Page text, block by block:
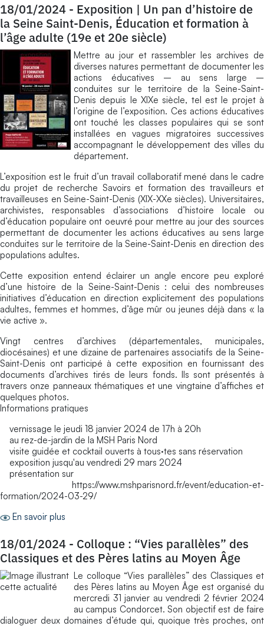
18/01/2024 - Exposition | Un pan d’histoire de
la Seine Saint-Denis, Éducation et formation à
l’âge adulte (19e et 20e siècle)
Mettre au jour et rassembler les archives de
diverses natures permettant de documenter les
actions éducatives – au sens large –
conduites sur le territoire de la Seine-Saint-
Denis depuis le XIXe siècle, tel est le projet à
l’origine de l’exposition. Ces actions éducatives
ont touché les classes populaires qui se sont
installées en vagues migratoires successives
accompagnant le développement des villes du
département.
L’exposition est le fruit d’un travail collaboratif mené dans le cadre
du projet de recherche Savoirs et formation des travailleurs et
travailleuses en Seine-Saint-Denis (XIX-XXe siècles). Universitaires,
archivistes, responsables d’associations d’histoire locale ou
d’éducation populaire ont oeuvré pour mettre au jour des sources
permettant de documenter les actions éducatives au sens large
conduites sur le territoire de la Seine-Saint-Denis en direction des
populations adultes.
Cette exposition entend éclairer un angle encore peu exploré
d’une histoire de la Seine-Saint-Denis : celui des nombreuses
initiatives d’éducation en direction explicitement des populations
adultes, femmes et hommes, d’âge mûr ou jeunes déjà dans « la
vie active ».
Vingt centres d’archives (départementales, municipales,
diocésaines) et une dizaine de partenaires associatifs de la Seine-
Saint-Denis ont participé à cette exposition en fournissant des
documents d’archives tirés de leurs fonds. Ils sont présentés à
travers onze panneaux thématiques et une vingtaine d’affiches et
quelques photos.
Informations pratiques
vernissage le jeudi 18 janvier 2024 de 17h à 20h
au rez-de-jardin de la MSH Paris Nord
visite guidée et cocktail ouverts à tous·tes sans réservation
exposition jusqu'au vendredi 29 mars 2024
présentation sur
https://www.mshparisnord.fr/event/education-et-
formation/2024-03-29/
En savoir plus
18/01/2024 - Colloque : “Vies parallèles” des
Classiques et des Pères latins au Moyen Âge
Le colloque “Vies parallèles” des Classiques et
des Pères latins au Moyen Âge est organisé du
mercredi 31 janvier au vendredi 2 février 2024
au campus Condorcet. Son objectif est de faire
dialoguer deux domaines d’étude qui, quoique très proches, ont